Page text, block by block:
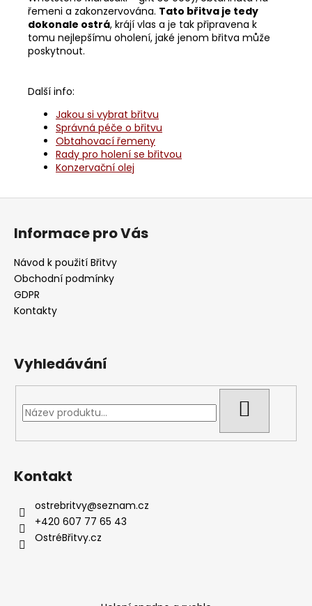
řemeni a zakonzervována. Tato břitva je tedy
dokonale ostrá, krájí vlas a je tak připravena k
tomu nejlepšímu oholení, jaké jenom břitva může
poskytnout.
Další info:
Jakou si vybrat břitvu
Správná péče o břitvu
Obtahovací řemeny
Rady pro holení se břitvou
Konzervační olej
Z
Informace pro Vás
Návod k použití Břitvy
Obchodní podmínky
GDPR
Kontakty
Vyhledávání
Kontakt
ostrebritvy@seznam.cz
+420 607 77 65 43
OstréBřitvy.cz